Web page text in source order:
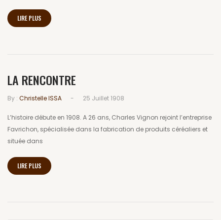
LIRE PLUS
LA RENCONTRE
By : Christelle ISSA - 25 Juillet 1908
L’histoire débute en 1908. A 26 ans, Charles Vignon rejoint l’entreprise
Favrichon, spécialisée dans la fabrication de produits céréaliers et
située dans
LIRE PLUS